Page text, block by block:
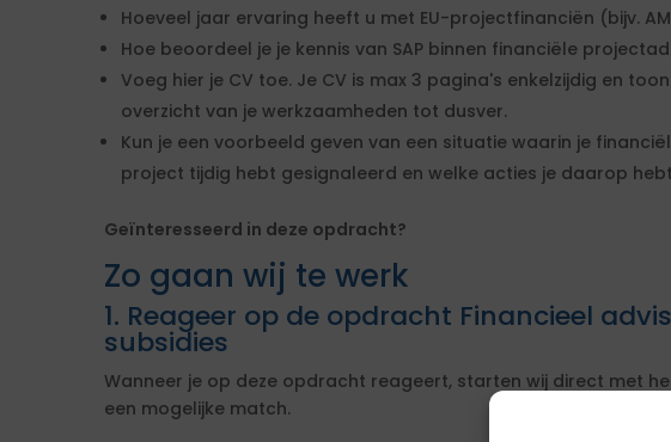
Hoeveel jaar ervaring heeft u met EU-projectfinanciën (bijv.
Hoe beoordeel je je kennis van SAP binnen financiële
Voeg hier je CV toe. Je CV is max 3 pagina's enkelzijdig en
overzicht van je werkzaamheden tot dusver.
Kun je een voorbeeld geven van een situatie waarin je
project tijdig hebt gesignaleerd en welke acties je daarop
Geïnteresseerd in deze opdracht?
Zo gaan wij te werk
1. Reageer op de opdracht Financieel
subsidies
Wanneer je op deze opdracht reageert, starten wij direct met
een mogelijke match.